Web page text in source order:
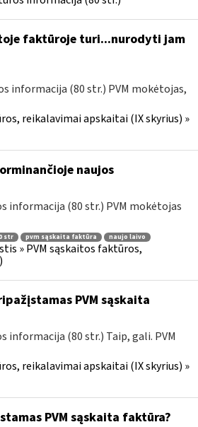
faktūroje turi...nurodyti jam
informacija (80 str.) PVM mokėtojas,
reikalavimai apskaitai (IX skyrius) »
naujos
informacija (80 str.) PVM mokėtojas
str pvm sąskaita faktūra
naujo laivo
» PVM sąskaitos faktūros,
PVM sąskaita
informacija (80 str.) Taip, gali. PVM
reikalavimai apskaitai (IX skyrius) »
PVM sąskaita faktūra?